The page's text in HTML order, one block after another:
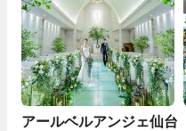
アールベルアンジェ仙台